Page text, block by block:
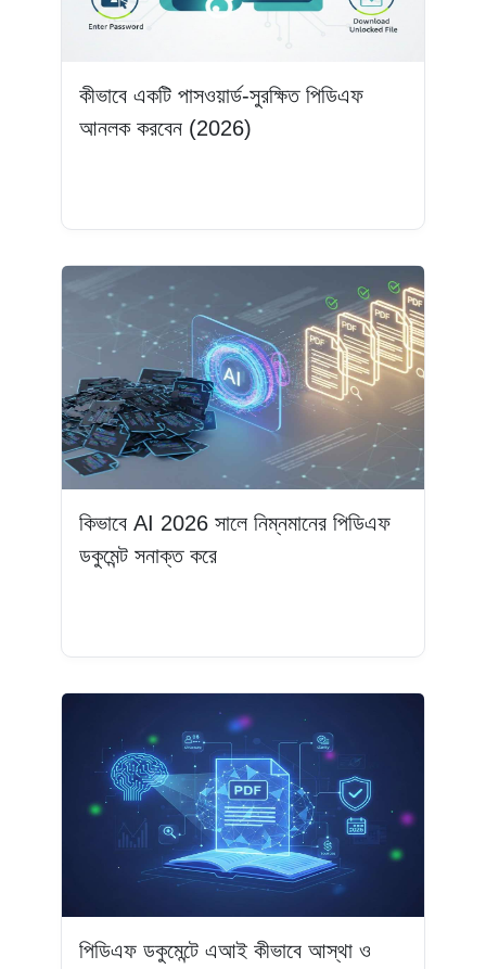
কীভাবে একটি পাসওয়ার্ড-সুরক্ষিত পিডিএফ
আনলক করবেন (2026)
কিভাবে AI 2026 সালে নিম্নমানের পিডিএফ
ডকুমেন্ট সনাক্ত করে
পিডিএফ ডকুমেন্টে এআই কীভাবে আস্থা ও